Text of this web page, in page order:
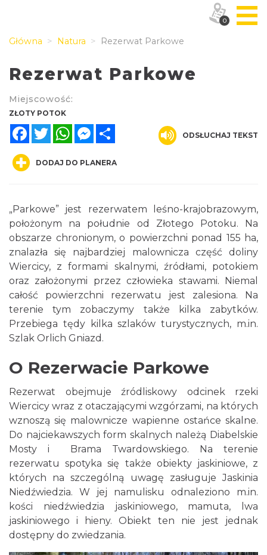
Główna Natura Rezerwat Parkowe
Rezerwat Parkowe
Miejscowość:
ZŁOTY POTOK
FacebookTwitterWhatsAppMessenger
ODSŁUCHAJ TEKST
DODAJ DO PLANERA
„Parkowe” jest rezerwatem leśno-krajobrazowym,
położonym na południe od Złotego Potoku. Na
obszarze chronionym, o powierzchni ponad 155 ha,
znalazła się najbardziej malownicza część doliny
Wiercicy, z formami skalnymi, źródłami, potokiem
oraz założonymi przez człowieka stawami. Niemal
całość powierzchni rezerwatu jest zalesiona. Na
terenie tym zobaczymy także kilka zabytków.
Przebiega tędy kilka szlaków turystycznych, m.in.
Szlak Orlich Gniazd.
O Rezerwacie Parkowe
Rezerwat obejmuje źródliskowy odcinek rzeki
Wiercicy wraz z otaczającymi wzgórzami, na których
wznoszą się malownicze wapienne ostańce skalne.
Do najciekawszych form skalnych należą Diabelskie
Mosty i Brama Twardowskiego. Na terenie
rezerwatu spotyka się także obiekty jaskiniowe, z
których na szczególną uwagę zasługuje Jaskinia
Niedźwiedzia. W jej namulisku odnaleziono m.in.
kości niedźwiedzia jaskiniowego, mamuta, lwa
jaskiniowego i hieny. Obiekt ten nie jest jednak
dostępny do zwiedzania.
0